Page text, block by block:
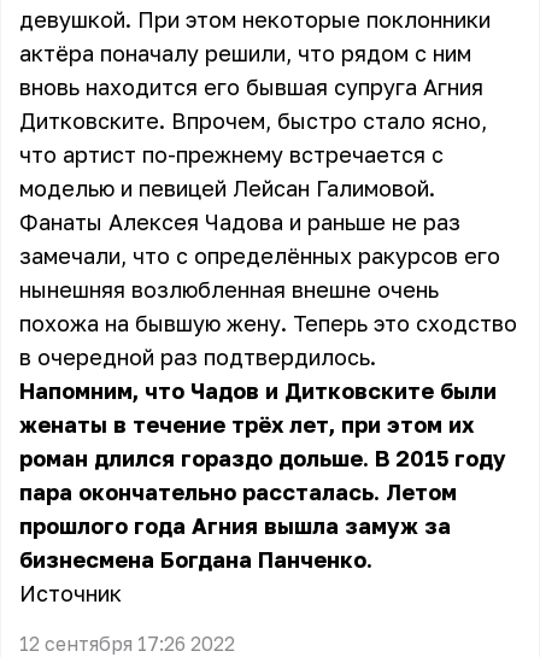
девушкой. При этом некоторые поклонники
актёра поначалу решили, что рядом с ним
вновь находится его бывшая супруга Агния
Дитковските. Впрочем, быстро стало ясно,
что артист по-прежнему встречается с
моделью и певицей Лейсан Галимовой.
Фанаты Алексея Чадова и раньше не раз
замечали, что с определённых ракурсов его
нынешняя возлюбленная внешне очень
похожа на бывшую жену. Теперь это сходство
в очередной раз подтвердилось.
Напомним, что Чадов и Дитковските были
женаты в течение трёх лет, при этом их
роман длился гораздо дольше. В 2015 году
пара окончательно рассталась. Летом
прошлого года Агния вышла замуж за
бизнесмена Богдана Панченко.
Источник
12 сентября 17:26 2022